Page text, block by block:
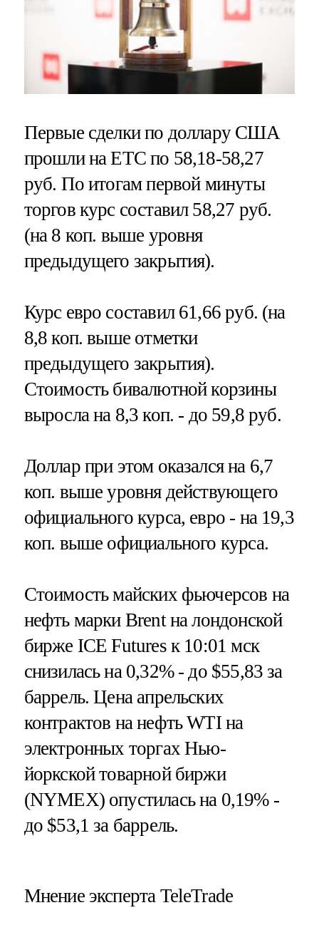
Первые сделки по доллару США
прошли на ЕТС по 58,18-58,27
руб. По итогам первой минуты
торгов курс составил 58,27 руб.
(на 8 коп. выше уровня
предыдущего закрытия).
Курс евро составил 61,66 руб. (на
8,8 коп. выше отметки
предыдущего закрытия).
Стоимость бивалютной корзины
выросла на 8,3 коп. - до 59,8 руб.
Доллар при этом оказался на 6,7
коп. выше уровня действующего
официального курса, евро - на 19,3
коп. выше официального курса.
Стоимость майских фьючерсов на
нефть марки Brent на лондонской
бирже ICE Futures к 10:01 мск
снизилась на 0,32% - до $55,83 за
баррель. Цена апрельских
контрактов на нефть WTI на
электронных торгах Нью-
йоркской товарной биржи
(NYMEX) опустилась на 0,19% -
до $53,1 за баррель.
Мнение эксперта TeleTrade